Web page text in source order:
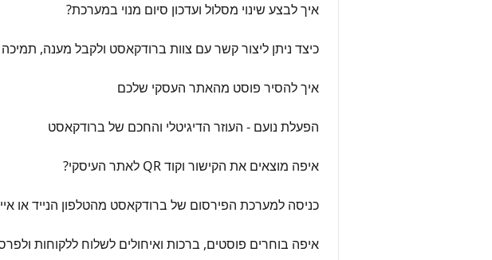
איך לבצע שינוי מסלול ועדכון סיום מנוי במערכת?
כיצד ניתן ליצור קשר עם צוות ברודקאסט ולקבל מענה,
איך להסיר פוסט מהאתר העסקי שלכם
הפעלת נועם - העוזר הדיגיטלי והחכם של ברודקאסט
איפה מוצאים את הקישור וקוד QR לאתר העיסקי?
כניסה למערכת הפירסום של ברודקאסט מהטלפון הנייד או
איפה בוחרים פוסטים, ברכות ואיחולים לשלוח ללקוחות